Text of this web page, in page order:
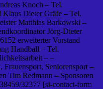
Knoch – Tel.
Klaus Dieter Gräfe – Tel.
Matthias Barkowski –
Jörg-Dieter
erweiterter Vorstand
Handball – Tel.
– –
Frauensport, Seniorensport –
Tim Redmann – Sponsoren
32377 [si-contact-form